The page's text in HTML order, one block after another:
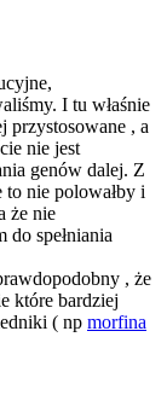
I tu właśnie
przystosowane , a
nie jest
genów dalej. Z
to nie polowałby i
że nie
spełniania
, że
które bardziej
( np morfina